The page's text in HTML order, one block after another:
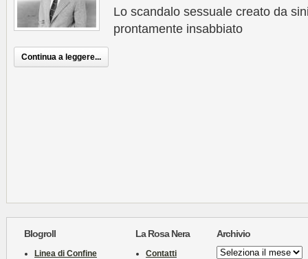
Lo scandalo sessuale creato da
prontamente insabbiato
Continua a leggere...
Blogroll
Linea di Confine
La Rosa Nera
Contatti
Archivio
Archivio